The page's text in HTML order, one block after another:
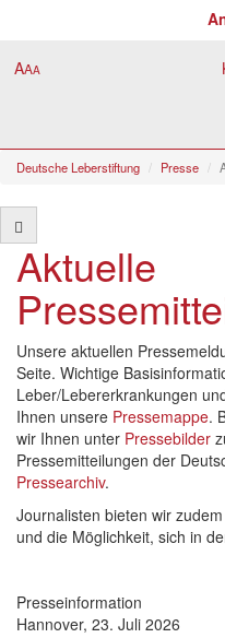
AAA
Deutsche Leberstiftung Presse
Aktuelle
Unsere aktuellen
Seite. Wichtige
Leber/Lebererkrankungen
Ihnen unsere Pressemappe.
wir Ihnen unter Pressebilder
Pressemitteilungen der
Pressearchiv.
Journalisten bieten wir
und die Möglichkeit, sich in
Presseinformation
Hannover, 23. Juli 2026